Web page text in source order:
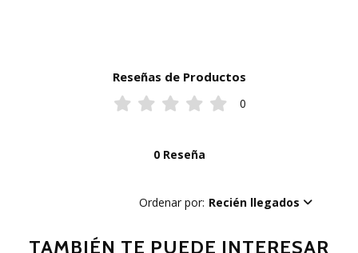
Reseñas de Productos
0
0 Reseña
Ordenar por: Recién llegados
TAMBIÉN TE PUEDE INTERESAR